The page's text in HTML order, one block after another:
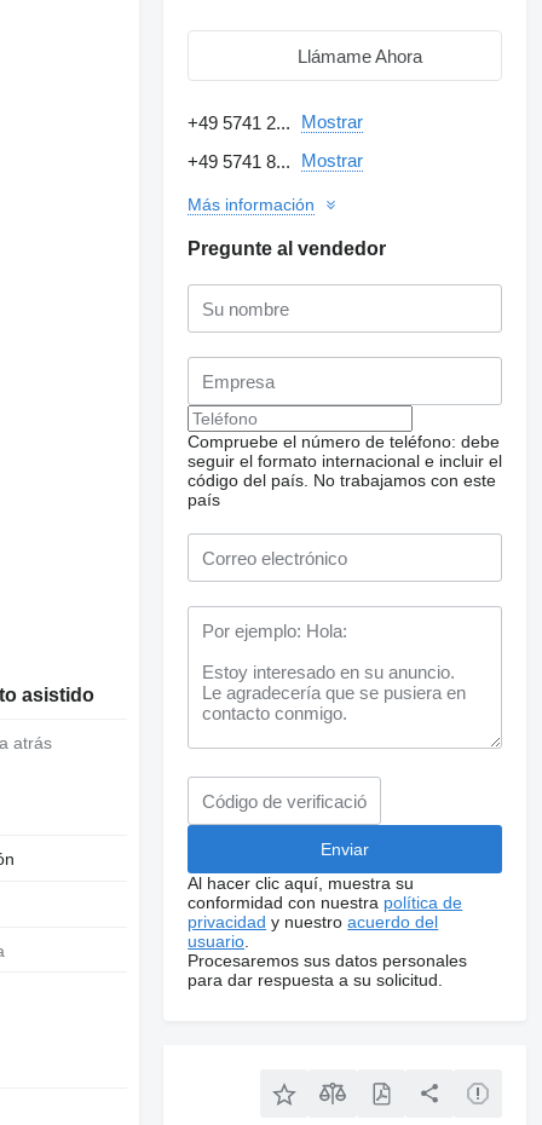
asistido
atrás
Llámame Ahora
+49 5741 2...
Mostrar
+49 5741 8...
Mostrar
Más información
Pregunte al vendedor
Compruebe el número de teléfono: debe
seguir el formato internacional e incluir el
código del país. No trabajamos con este
país
Al hacer clic aquí, muestra su
conformidad con nuestra política de
privacidad y nuestroacuerdo del
usuario
Procesaremos sus datos personales
para dar respuesta a su solicitud.